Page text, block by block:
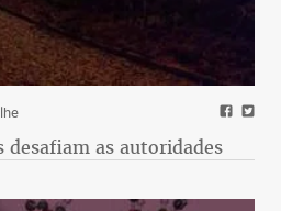
desafiam as autoridades